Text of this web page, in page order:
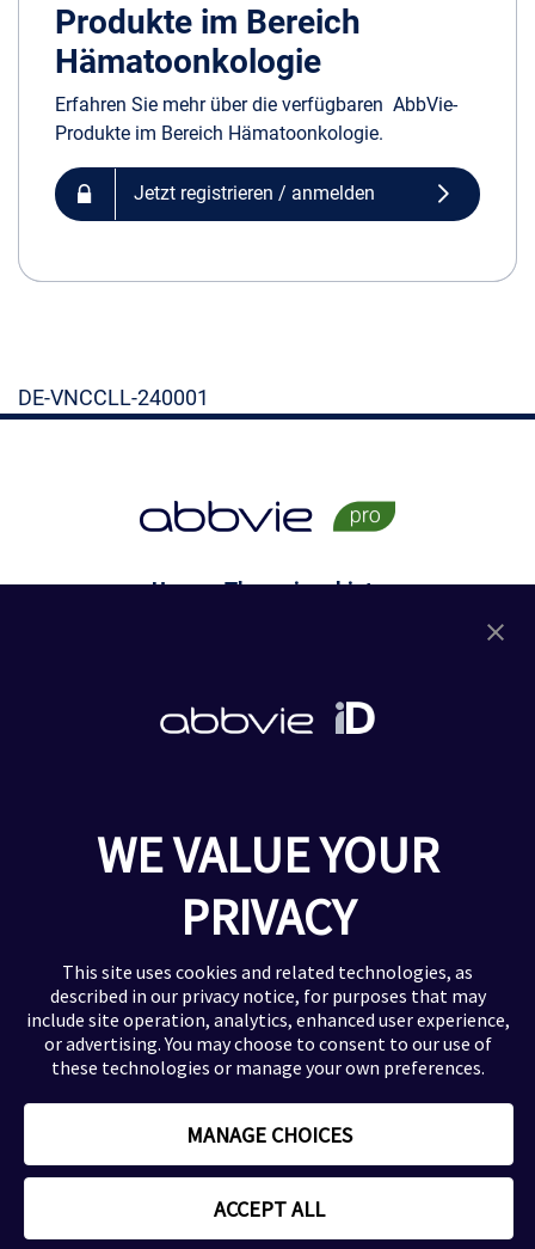
Produkte im Bereich
Hämatoonkologie
Erfahren Sie mehr über die verfügbaren AbbVie-
Produkte im Bereich Hämatoonkologie.
Jetzt registrieren / anmelden
DE-VNCCLL-240001
Unsere Therapiegebiete
Onkologie
Urologie
Zusätzliche Informationen
Datenschutzerklärung
Nutzungsbedingungen
Kontaktinformation
Sitemap
WE VALUE YOUR
PRIVACY
This site uses cookies and related technologies, as
described in our privacy notice, for purposes that may
include site operation, analytics, enhanced user experience,
or advertising. You may choose to consent to our use of
these technologies or manage your own preferences.
MANAGE CHOICES
ACCEPT ALL